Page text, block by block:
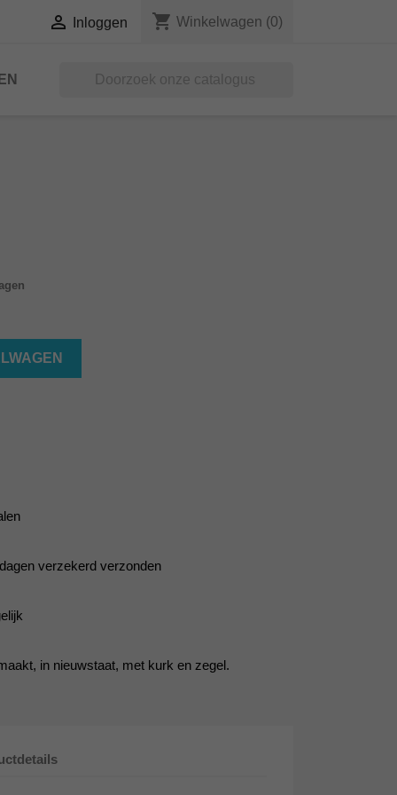
 Inloggen shopping_cart Winkelwagen (0)
verzekerd verzonden
in nieuwstaat, met kurk en zegel.